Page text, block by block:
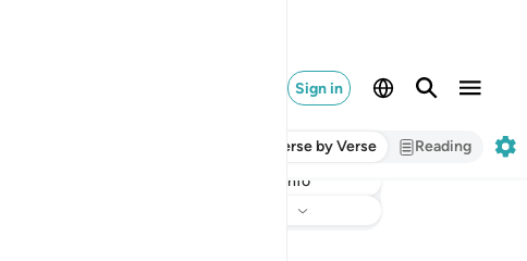
Sign in
Verse by Verse Reading
Info